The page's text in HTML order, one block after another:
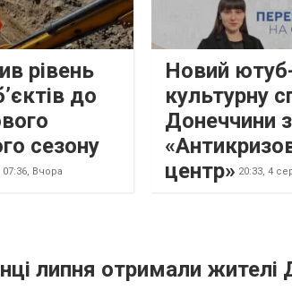
рівень
до
сезону
07:36, Вчора
Новий
культурну
Донеччини
центр» 20:33, 4
липня отримали жителі